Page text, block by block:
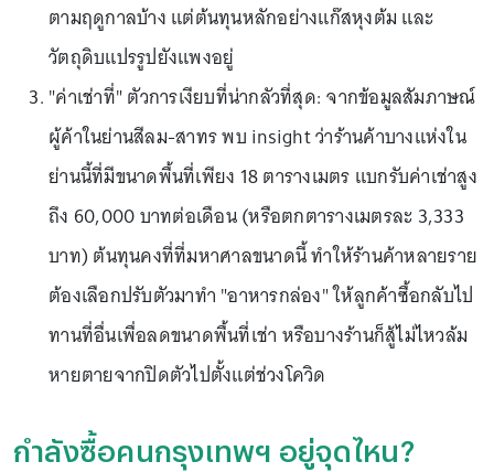
ตามฤดูกาลบ้าง แต่ต้นทุนหลักอย่างแก๊สหุงต้ม และ
วัตถุดิบแปรรูปยังแพงอยู่
"ค่าเช่าที่" ตัวการเงียบที่น่ากลัวที่สุด: จากข้อมูลสัมภาษณ์
ผู้ค้าในย่านสีลม-สาทร พบ insight ว่าร้านค้าบางแห่งใน
ย่านนี้ที่มีขนาดพื้นที่เพียง 18 ตารางเมตร แบกรับค่าเช่าสูง
ถึง 60,000 บาทต่อเดือน (หรือตกตารางเมตรละ 3,333
บาท) ต้นทุนคงที่ที่มหาศาลขนาดนี้ ทำให้ร้านค้าหลายราย
ต้องเลือกปรับตัวมาทำ "อาหารกล่อง" ให้ลูกค้าซื้อกลับไป
ทานที่อื่นเพื่อลดขนาดพื้นที่เช่า หรือบางร้านก็สู้ไม่ไหวล้ม
หายตายจากปิดตัวไปตั้งแต่ช่วงโควิด
กำลังซื้อคนกรุงเทพฯ อยู่จุดไหน?